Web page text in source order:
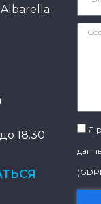
Albarella
18.30 Я